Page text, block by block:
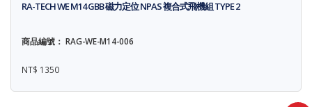
RA-TECH WE M14 GBB 磁力定位 NPAS 複合式飛機組 TYPE 2
商品編號： RAG-WE-M14-006
NT$ 1350